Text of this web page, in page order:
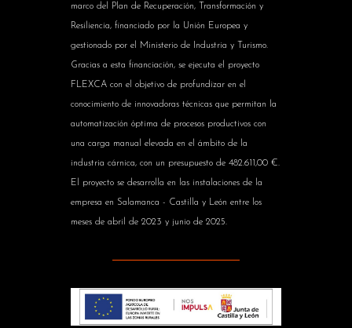
marco del Plan de Recuperación, Transformación y
Resiliencia, financiado por la Unión Europea y
gestionado por el Ministerio de Industria y Turismo.
Gracias a esta financiación, se ejecuta el proyecto
FLEXCA con el objetivo de profundizar en el
conocimiento de innovadoras técnicas que permitan la
automatización óptima de procesos productivos con
una carga manual elevada en el ámbito de la
industria cárnica, con un presupuesto de 482.611,00 €.
El proyecto se desarrolla en las instalaciones de la
empresa en Salamanca - Castilla y León entre los
meses de abril de 2023 y junio de 2025.